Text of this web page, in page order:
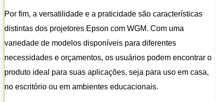
Por fim, a versatilidade e a praticidade são características
distintas dos projetores Epson com WGM. Com uma
variedade de modelos disponíveis para diferentes
necessidades e orçamentos, os usuários podem encontrar o
produto ideal para suas aplicações, seja para uso em casa,
no escritório ou em ambientes educacionais.